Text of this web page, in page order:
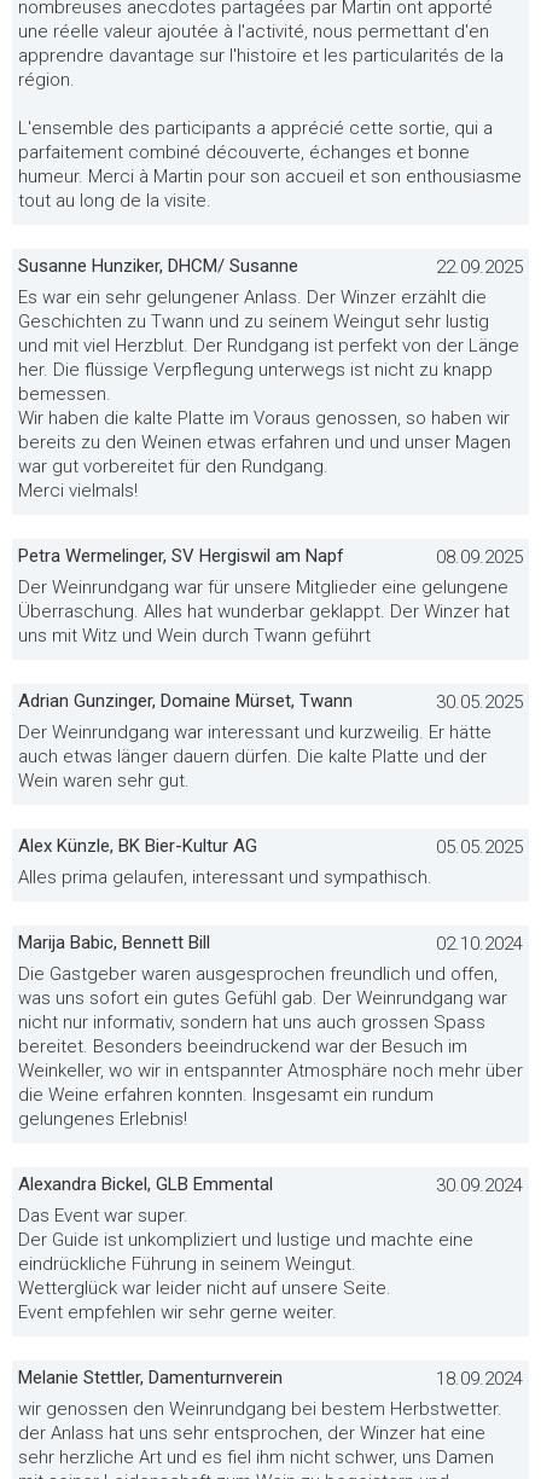
nombreuses anecdotes partagées par Martin ont apporté
une réelle valeur ajoutée à l'activité, nous permettant d'en
apprendre davantage sur l'histoire et les particularités de la
région.
L'ensemble des participants a apprécié cette sortie, qui a
parfaitement combiné découverte, échanges et bonne
humeur. Merci à Martin pour son accueil et son enthousiasme
tout au long de la visite.
Susanne Hunziker, DHCM/ Susanne
22.09.2025
Es war ein sehr gelungener Anlass. Der Winzer erzählt die
Geschichten zu Twann und zu seinem Weingut sehr lustig
und mit viel Herzblut. Der Rundgang ist perfekt von der Länge
her. Die flüssige Verpflegung unterwegs ist nicht zu knapp
bemessen.
Wir haben die kalte Platte im Voraus genossen, so haben wir
bereits zu den Weinen etwas erfahren und und unser Magen
war gut vorbereitet für den Rundgang.
Merci vielmals!
Petra Wermelinger, SV Hergiswil am Napf
08.09.2025
Der Weinrundgang war für unsere Mitglieder eine gelungene
Überraschung. Alles hat wunderbar geklappt. Der Winzer hat
uns mit Witz und Wein durch Twann geführt
Adrian Gunzinger, Domaine Mürset, Twann
30.05.2025
Der Weinrundgang war interessant und kurzweilig. Er hätte
auch etwas länger dauern dürfen. Die kalte Platte und der
Wein waren sehr gut.
Alex Künzle, BK Bier-Kultur AG
05.05.2025
Alles prima gelaufen, interessant und sympathisch.
Marija Babic, Bennett Bill
02.10.2024
Die Gastgeber waren ausgesprochen freundlich und offen,
was uns sofort ein gutes Gefühl gab. Der Weinrundgang war
nicht nur informativ, sondern hat uns auch grossen Spass
bereitet. Besonders beeindruckend war der Besuch im
Weinkeller, wo wir in entspannter Atmosphäre noch mehr über
die Weine erfahren konnten. Insgesamt ein rundum
gelungenes Erlebnis!
Alexandra Bickel, GLB Emmental
30.09.2024
Das Event war super.
Der Guide ist unkompliziert und lustige und machte eine
eindrückliche Führung in seinem Weingut.
Wetterglück war leider nicht auf unsere Seite.
Event empfehlen wir sehr gerne weiter.
Melanie Stettler, Damenturnverein
18.09.2024
wir genossen den Weinrundgang bei bestem Herbstwetter.
der Anlass hat uns sehr entsprochen, der Winzer hat eine
sehr herzliche Art und es fiel ihm nicht schwer, uns Damen